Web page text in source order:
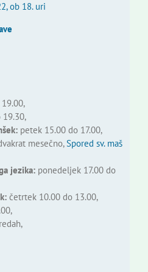
ob 18. uri
petek 15.00 do 17.00,
mesečno,Spored sv. maš
jezika:ponedeljek 17.00 do
četrtek 10.00 do 13.00,